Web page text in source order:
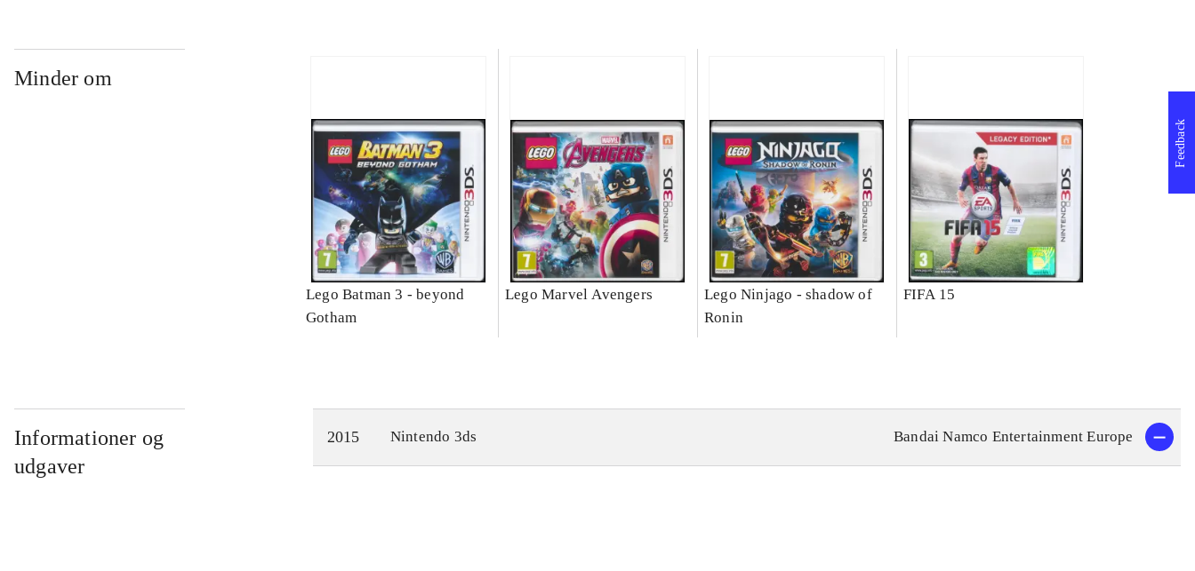
Minder om
Lego Batman 3 - beyond
Gotham
Lego Marvel Avengers
Lego Ninjago - shadow of
Ronin
FIFA 15
Informationer og
udgaver
2015 Nintendo 3ds Bandai Namco Entertainment Europe
Feedback